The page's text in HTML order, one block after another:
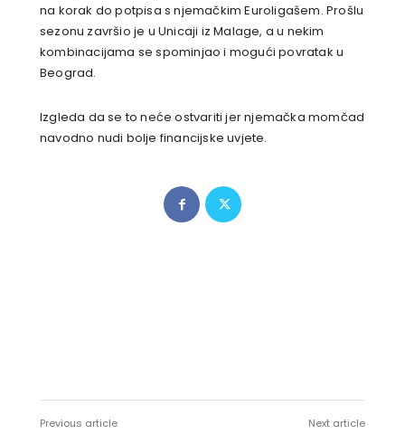
na korak do potpisa s njemačkim Euroligašem. Prošlu
sezonu završio je u Unicaji iz Malage, a u nekim
kombinacijama se spominjao i mogući povratak u
Beograd.
Izgleda da se to neće ostvariti jer njemačka momčad
navodno nudi bolje financijske uvjete.
Previous article Next article